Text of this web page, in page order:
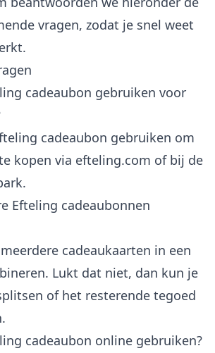
vragen, zodat je snel weet
cadeaubon gebruiken voor
cadeaubon gebruiken om
kopen via efteling.com of bij de
Efteling cadeaubonnen
cadeaukaarten in een
Lukt dat niet, dan kun je
of het resterende tegoed
cadeaubon online gebruiken?